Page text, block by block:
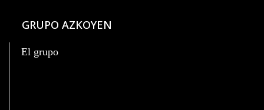
GRUPO AZKOYEN
El grupo